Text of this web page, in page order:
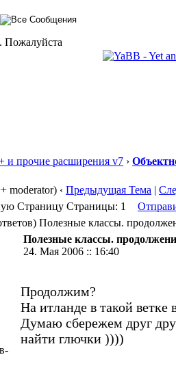
Пожалуйста
и прочие расширения v7 ›
moderator) ‹ Предыдущая Тема |
Страницы: 1
Полезные классы.
Полезные классы.
24. Мая 2006 :: 16:40
Продолжим?
На итланде в такой
Думаю сбережем друг
найти глючки ))))